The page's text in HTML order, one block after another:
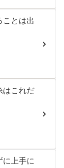
ことは出
はこれだ
に上手に